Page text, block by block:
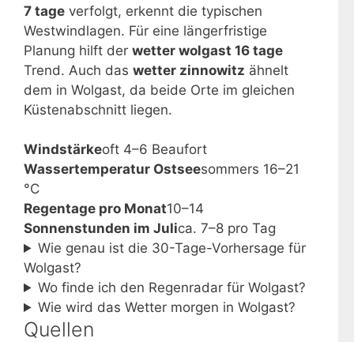
7 tage verfolgt, erkennt die typischen
Westwindlagen. Für eine längerfristige
Planung hilft der wetter wolgast 16 tage
Trend. Auch das wetter zinnowitz ähnelt
dem in Wolgast, da beide Orte im gleichen
Küstenabschnitt liegen.
Windstärkeoft 4–6 Beaufort
Wassertemperatur Ostseesommers 16–21
°C
Regentage pro Monat10–14
Sonnenstunden im Julica. 7–8 pro Tag
Wie genau ist die 30-Tage-Vorhersage für
Wolgast?
Wo finde ich den Regenradar für Wolgast?
Wie wird das Wetter morgen in Wolgast?
Quellen